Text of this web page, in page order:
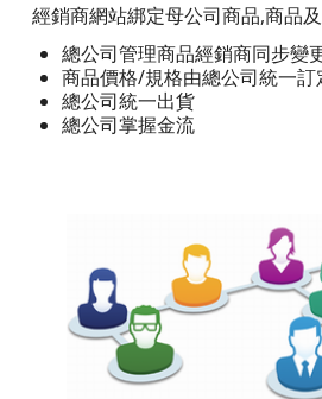
經銷商網站綁定母公司商品,商品
總公司管理商品經銷商同步變
商品價格/規格由總公司統一訂
總公司統一出貨
總公司掌握金流